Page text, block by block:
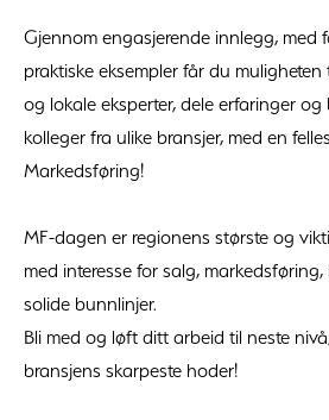
Gjennom engasjerende innlegg,
praktiske eksempler får du
og lokale eksperter, dele erfaringer
kolleger fra ulike bransjer, med en
Markedsføring!
MF-dagen er regionens største og
med interesse for salg,
solide bunnlinjer.
Bli med og løft ditt arbeid til neste
bransjens skarpeste hoder!